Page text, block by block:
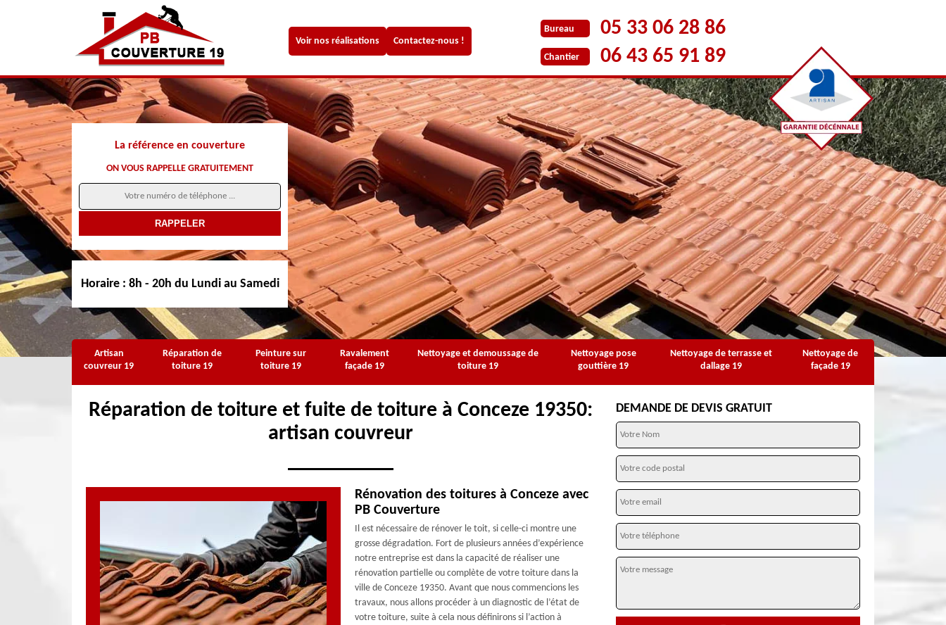
Voir nos réalisations Contactez-nous !
Bureau 05 33 06 28 86
Chantier 06 43 65 91 89
La référence en couverture
ON VOUS RAPPELLE GRATUITEMENT
Horaire : 8h - 20h du Lundi au Samedi
Artisan
couvreur 19
Réparation de
toiture 19
Peinture sur
toiture 19
Ravalement
façade 19
Nettoyage et demoussage de
toiture 19
Nettoyage pose
gouttière 19
Nettoyage de terrasse et
dallage 19
Nettoyage de
façade 19
Réparation de toiture et fuite de toiture à Conceze 19350:
artisan couvreur
Rénovation des toitures à Conceze avec
PB Couverture
Il est nécessaire de rénover le toit, si celle-ci montre une
grosse dégradation. Fort de plusieurs années d’expérience
notre entreprise est dans la capacité de réaliser une
rénovation partielle ou complète de votre toiture dans la
ville de Conceze 19350. Avant que nous commencions les
travaux, nous allons procéder à un diagnostic de l’état de
votre toiture, suite à cela nous définirons si l’action à
DEMANDE DE DEVIS GRATUIT